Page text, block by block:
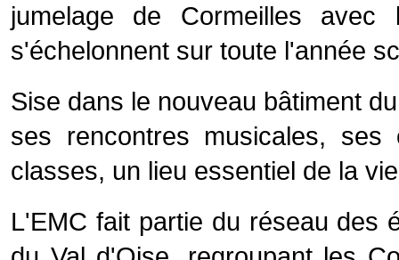
jumelage de Cormeilles
s'échelonnent sur toute l'année
Sise dans le nouveau bâtiment
ses rencontres musicales,
classes, un lieu essentiel de la
L'EMC fait partie du réseau des